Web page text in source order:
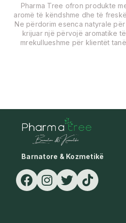
Pharma Tree ofron produkte
aromë të këndshme dhe të
Ne përdorim esenca natyrale
krijuar një përvojë aromatike të
mrekullueshme për klientët
Barnatore & Kozmetikë